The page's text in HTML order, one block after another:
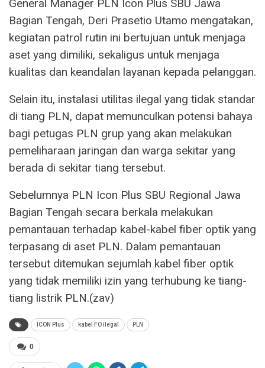
General Manager PLN Icon Plus SBU Jawa
Bagian Tengah, Deri Prasetio Utamo mengatakan,
kegiatan patrol rutin ini bertujuan untuk menjaga
aset yang dimiliki, sekaligus untuk menjaga
kualitas dan keandalan layanan kepada pelanggan.
Selain itu, instalasi utilitas ilegal yang tidak standar
di tiang PLN, dapat memunculkan potensi bahaya
bagi petugas PLN grup yang akan melakukan
pemeliharaan jaringan dan warga sekitar yang
berada di sekitar tiang tersebut.
Sebelumnya PLN Icon Plus SBU Regional Jawa
Bagian Tengah secara berkala melakukan
pemantauan terhadap kabel-kabel fiber optik yang
terpasang di aset PLN. Dalam pemantauan
tersebut ditemukan sejumlah kabel fiber optik
yang tidak memiliki izin yang terhubung ke tiang-
tiang listrik PLN.(zav)
ICON Plus kabel FO ilegal PLN
0